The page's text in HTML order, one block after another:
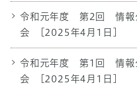
令和元年度 第2回 情報
会
[2025年4月1日]
令和元年度 第1回 情報
会
[2025年4月1日]